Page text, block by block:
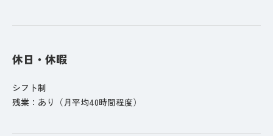
休日・休暇
シフト制
残業：あり（月平均40時間程度）